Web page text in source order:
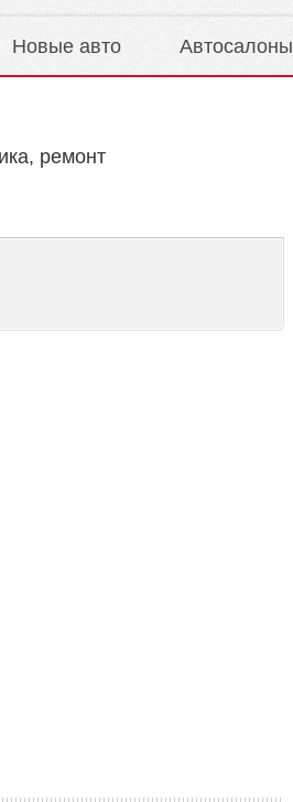
Новые авто Автосалоны
ремонт